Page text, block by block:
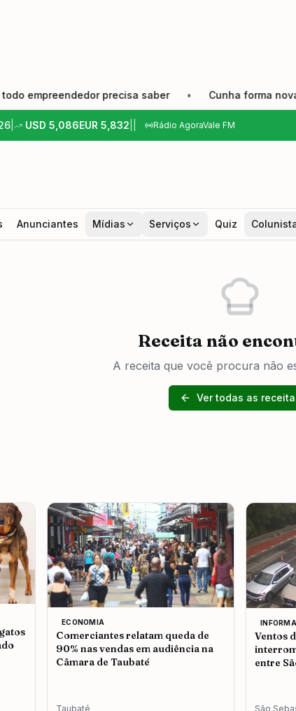
precisa saber • Cunha forma nova
USD 5,086EUR 5,832 Rádio AgoraVale FM
Anunciantes Mídias Serviços Quiz
Receita não
A receita que você procura não
Ver todas as
ECONOMIA
Comerciantes relatam queda de
90% nas vendas em audiência na
Câmara de Taubaté
Taubaté
Ventos
entre
São